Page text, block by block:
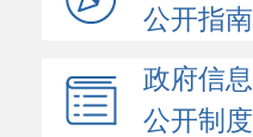
公开指南
政府信息
公开制度